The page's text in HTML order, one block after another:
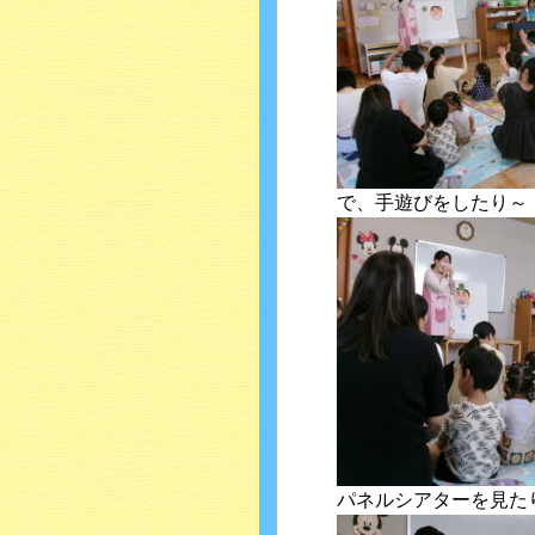
で、手遊びをしたり～
パネルシアターを見た